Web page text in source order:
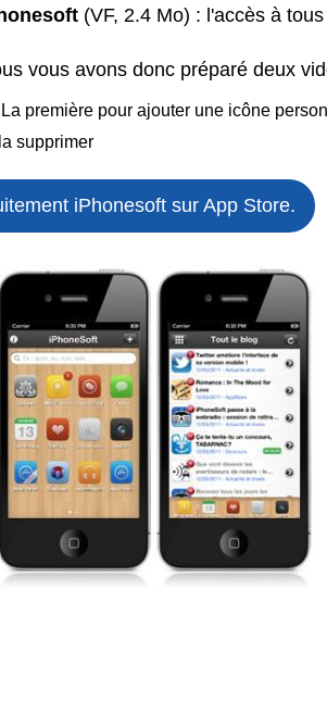
(VF, 2.4 Mo) : l'accès à
vous avons donc préparé deux
La première pour ajouter une icône
supprimer
iPhonesoft sur App Store.